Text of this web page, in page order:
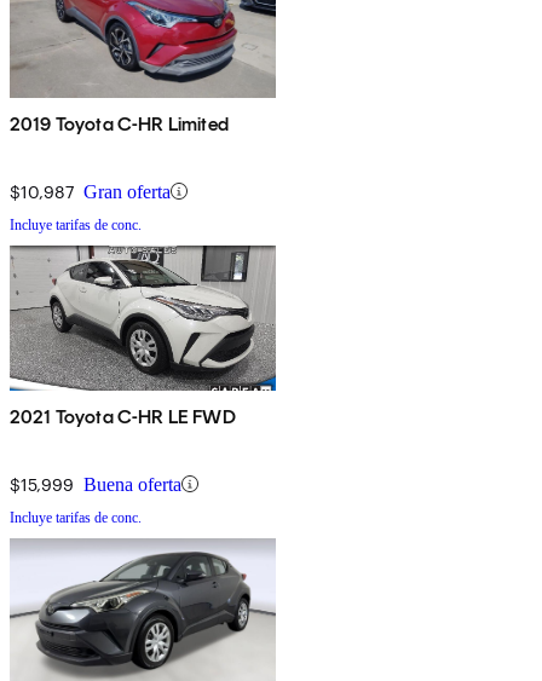
2019 Toyota C-HR Limited
$10,987 Gran oferta
Incluye tarifas de conc.
2021 Toyota C-HR LE FWD
$15,999 Buena oferta
Incluye tarifas de conc.